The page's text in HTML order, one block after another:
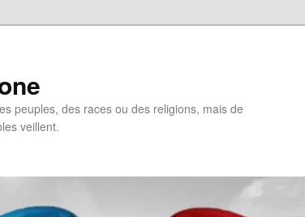
peuples, des races ou des religions, mais de
veillent.